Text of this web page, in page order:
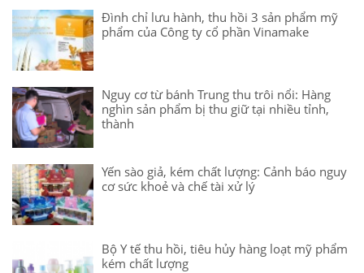
Đình chỉ lưu hành, thu hồi 3 sản phẩm mỹ
phẩm của Công ty cổ phần Vinamake
Nguy cơ từ bánh Trung thu trôi nổi: Hàng
nghìn sản phẩm bị thu giữ tại nhiều tỉnh,
thành
Yến sào giả, kém chất lượng: Cảnh báo nguy
cơ sức khoẻ và chế tài xử lý
Bộ Y tế thu hồi, tiêu hủy hàng loạt mỹ phẩm
kém chất lượng